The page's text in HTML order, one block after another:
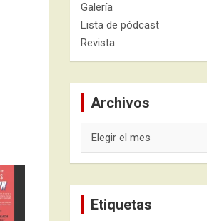
Galería
Lista de pódcast
Revista
Archivos
Etiquetas